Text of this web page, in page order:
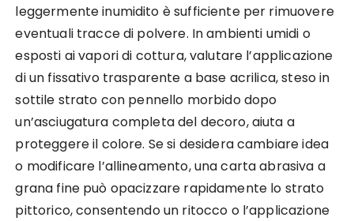
leggermente inumidito è sufficiente per rimuovere
eventuali tracce di polvere. In ambienti umidi o
esposti ai vapori di cottura, valutare l’applicazione
di un fissativo trasparente a base acrilica, steso in
sottile strato con pennello morbido dopo
un’asciugatura completa del decoro, aiuta a
proteggere il colore. Se si desidera cambiare idea
o modificare l’allineamento, una carta abrasiva a
grana fine può opacizzare rapidamente lo strato
pittorico, consentendo un ritocco o l’applicazione